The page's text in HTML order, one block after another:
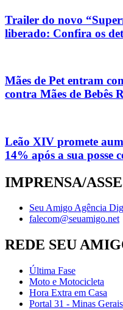
Trailer do novo
liberado: Confira os
Mães de Pet entram
contra Mães de Bebês
Leão XIV promete
14% após a sua posse
IMPRENSA/
Seu Amigo Agência
falecom@seuamigo.net
REDE SEU
Última Fase
Moto e Motocicleta
Hora Extra em Casa
Portal 31 - Minas Gerais